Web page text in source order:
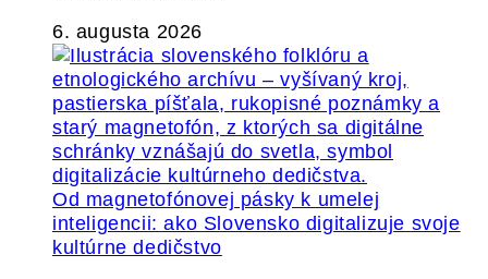
6. augusta 2026
Od magnetofónovej pásky k umelej
inteligencii: ako Slovensko digitalizuje svoje
kultúrne dedičstvo